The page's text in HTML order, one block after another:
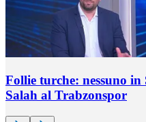
Follie turche: nessuno
Salah al Trabzonspor